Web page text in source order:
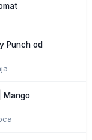
Punch od
Mango